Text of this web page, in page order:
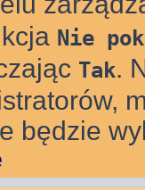
Nie
Tak.
będzie